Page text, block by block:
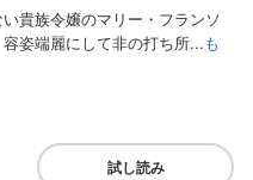
貴族令嬢のマリー・フランソ
姿端麗にして非の打ち所...も
試し読み